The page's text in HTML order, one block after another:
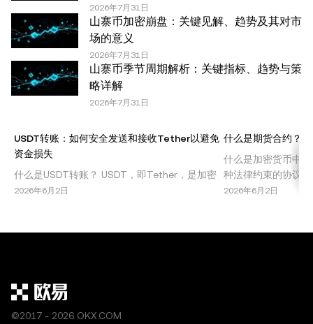
OKX。本文可以全文复制或分发，也可以使用本文 100 字
或更少的摘录，前提是此类使用是非商业性的。整篇文章的
任何复制或分发亦必须突出说明：“本文版权所有 © 2025
OKX，经许可使用。”允许的摘录必须引用文章名称并包含
出处，例如“文章名称，[作者姓名 (如适用)]，© 2025
OKX”。部分内容可能由人工智能（AI）工具生成或辅助生
2026年7月31日
山寨币加密崩盘：关键见解、趋势及其对市
场的意义
2026年7月31日
山寨币季节周期解析：关键指标、趋势与策
略详解
2026年7月31日
USDT转账：如何安全发送和接收Tether以避免
资金损失
什么是USDT转账？ USDT，即Tether，是加密
货币市场中最广泛使用的稳定币之一。USDT与
账指的是在钱包、交易所或其他平台之间发送或
2026年6月2日
什么是期货合约？
什么是加密货币中
种法律约束的协议
以预定价格买入或
格波动。这种交易
2026年6月2日
©2017 - 2026 OKX.COM